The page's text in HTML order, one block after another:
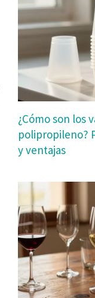
¿Cómo son los
polipropileno?
y ventajas